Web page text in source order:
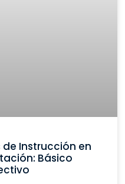
Instrucción en
Básico